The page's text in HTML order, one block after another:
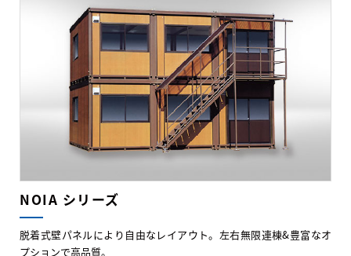
NOIA シリーズ
脱着式壁パネルにより自由なレイアウト。左右無限連棟&豊富なオ
プションで高品質。